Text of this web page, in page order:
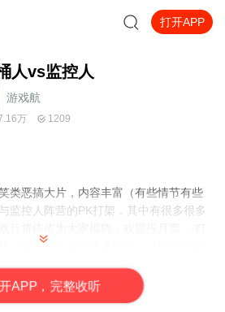
打开APP
人vs监控人
游戏航
万 1209
类恶搞大片，内容丰富（有些情节有些
监控人阵营的PK打架，其中有很多很多
（有一些人物为作者自创）（现已更新
开APP，完整收听